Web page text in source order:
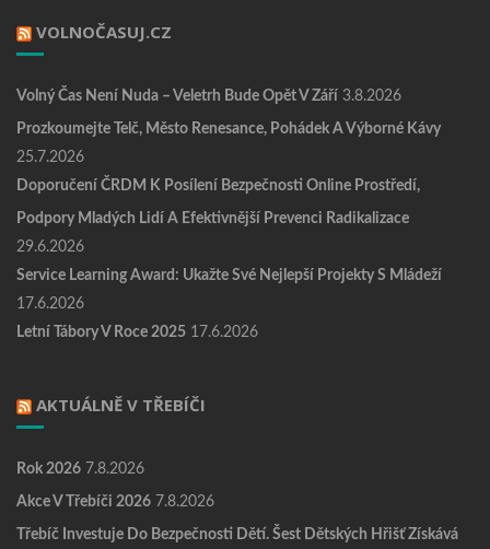
VOLNOČASUJ.CZ
Volný Čas Není Nuda – Veletrh Bude Opět V Září 3.8.2026
Prozkoumejte Telč, Město Renesance, Pohádek A Výborné Kávy
25.7.2026
Doporučení ČRDM K Posílení Bezpečnosti Online Prostředí,
Podpory Mladých Lidí A Efektivnější Prevenci Radikalizace
29.6.2026
Service Learning Award: Ukažte Své Nejlepší Projekty S Mládeží
17.6.2026
Letní Tábory V Roce 2025 17.6.2026
AKTUÁLNĚ V TŘEBÍČI
Rok 2026 7.8.2026
Akce V Třebíči 2026 7.8.2026
Třebíč Investuje Do Bezpečnosti Dětí. Šest Dětských Hřišť Získává